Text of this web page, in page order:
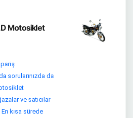
Motosiklet
sorularınızda da
ve satıcılar
kısa sürede